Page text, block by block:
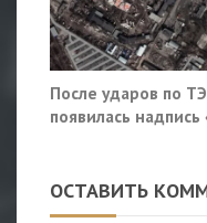
После ударов по
появилась
ОСТАВИТЬ